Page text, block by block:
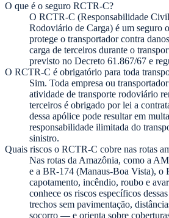
O que é o seguro RCTR-C?
O RCTR-C (Responsabilidade
Rodoviário de Carga) é um seguro
protege o transportador contra
carga de terceiros durante o
previsto no Decreto 61.867/67 e
O RCTR-C é obrigatório para toda
Sim. Toda empresa ou
atividade de transporte rodoviário
terceiros é obrigado por lei a
dessa apólice pode resultar em
responsabilidade ilimitada do
sinistro.
Quais riscos o RCTR-C cobre nas rotas
Nas rotas da Amazônia, como a
e a BR-174 (Manaus-Boa Vista), o
capotamento, incêndio, roubo e
conhece os riscos específicos
trechos sem pavimentação,
socorro — e orienta sobre